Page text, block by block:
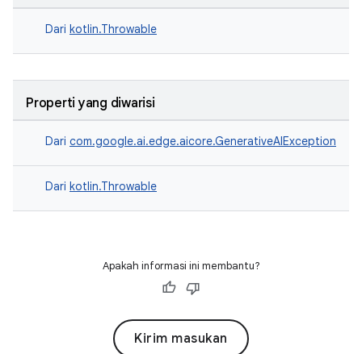
Dari kotlin.Throwable
Properti yang diwarisi
Dari com.google.ai.edge.aicore.GenerativeAIException
Dari kotlin.Throwable
Apakah informasi ini membantu?
Kirim masukan